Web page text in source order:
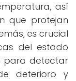
así
que protejan
es crucial
del estado
para detectar
deterioro y